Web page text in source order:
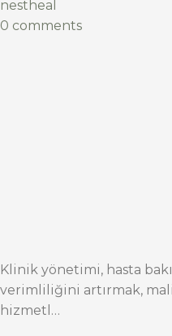
nestheal
0 comments
Klinik yönetimi, hasta
verimliliğini artırmak,
hizmetl…